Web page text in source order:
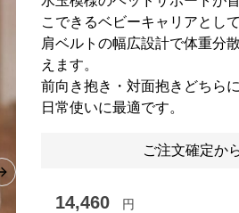
Next slide
こできるベビーキャリアとして
肩ベルトの幅広設計で体重分
えます。
前向き抱き・対面抱きどちら
日常使いに最適です。
ご注文確定か
14,460 円